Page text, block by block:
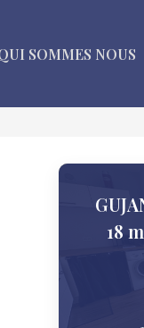
SOMMES NOUS
18